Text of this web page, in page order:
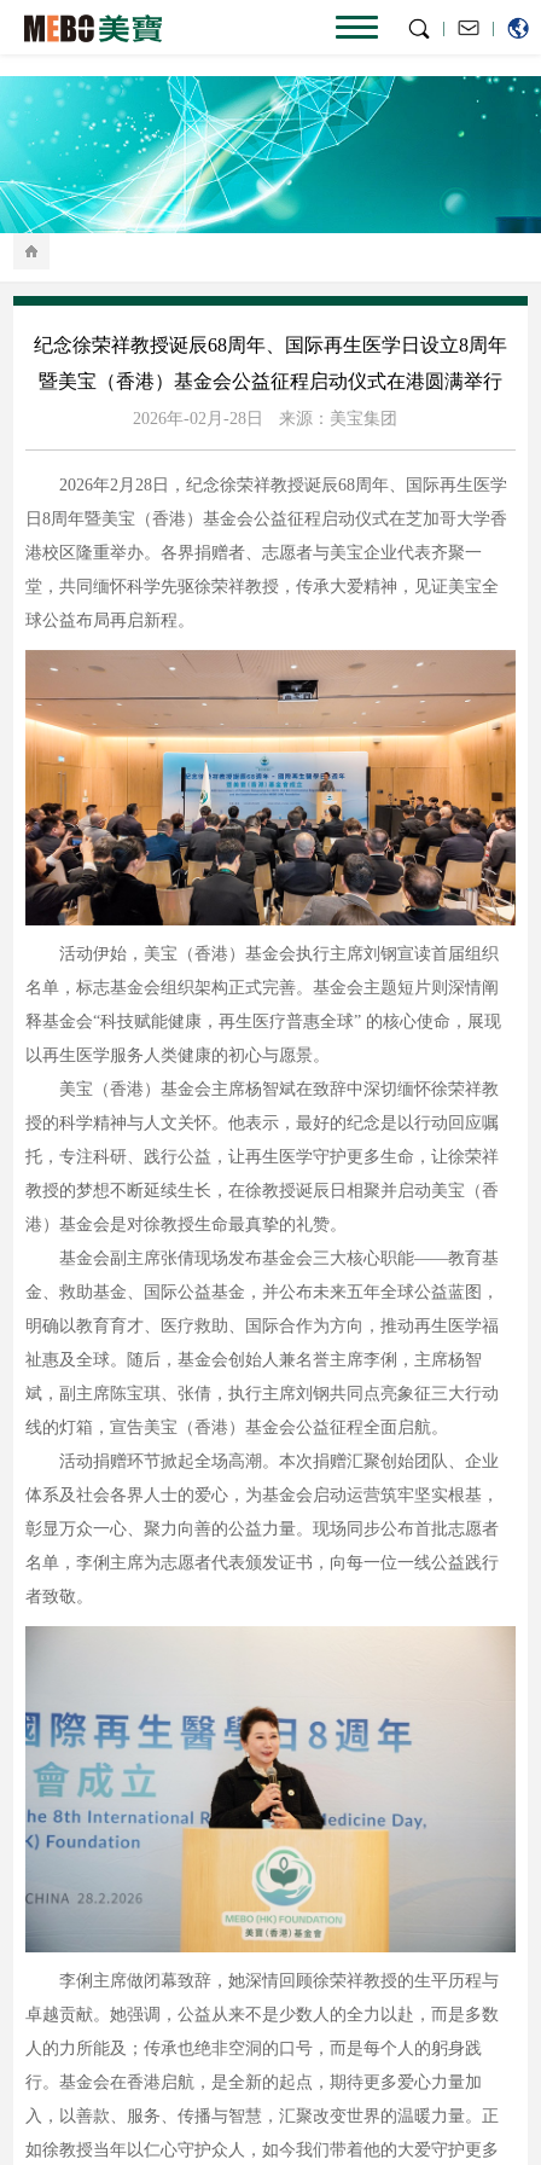
|
|
纪念徐荣祥教授诞辰68周年、国际再生医学日设立8周年
暨美宝（香港）基金会公益征程启动仪式在港圆满举行
2026年-02月-28日 来源：美宝集团
2026年2月28日，纪念徐荣祥教授诞辰68周年、国际再生医学
日8周年暨美宝（香港）基金会公益征程启动仪式在芝加哥大学香
港校区隆重举办。各界捐赠者、志愿者与美宝企业代表齐聚一
堂，共同缅怀科学先驱徐荣祥教授，传承大爱精神，见证美宝全
球公益布局再启新程。
活动伊始，美宝（香港）基金会执行主席刘钢宣读首届组织
名单，标志基金会组织架构正式完善。基金会主题短片则深情阐
释基金会“科技赋能健康，再生医疗普惠全球” 的核心使命，展现
以再生医学服务人类健康的初心与愿景。
美宝（香港）基金会主席杨智斌在致辞中深切缅怀徐荣祥教
授的科学精神与人文关怀。他表示，最好的纪念是以行动回应嘱
托，专注科研、践行公益，让再生医学守护更多生命，让徐荣祥
教授的梦想不断延续生长，在徐教授诞辰日相聚并启动美宝（香
港）基金会是对徐教授生命最真挚的礼赞。
基金会副主席张倩现场发布基金会三大核心职能——教育基
金、救助基金、国际公益基金，并公布未来五年全球公益蓝图，
明确以教育育才、医疗救助、国际合作为方向，推动再生医学福
祉惠及全球。随后，基金会创始人兼名誉主席李俐，主席杨智
斌，副主席陈宝琪、张倩，执行主席刘钢共同点亮象征三大行动
线的灯箱，宣告美宝（香港）基金会公益征程全面启航。
活动捐赠环节掀起全场高潮。本次捐赠汇聚创始团队、企业
体系及社会各界人士的爱心，为基金会启动运营筑牢坚实根基，
彰显万众一心、聚力向善的公益力量。现场同步公布首批志愿者
名单，李俐主席为志愿者代表颁发证书，向每一位一线公益践行
者致敬。
李俐主席做闭幕致辞，她深情回顾徐荣祥教授的生平历程与
卓越贡献。她强调，公益从来不是少数人的全力以赴，而是多数
人的力所能及；传承也绝非空洞的口号，而是每个人的躬身践
行。基金会在香港启航，是全新的起点，期待更多爱心力量加
入，以善款、服务、传播与智慧，汇聚改变世界的温暖力量。正
如徐教授当年以仁心守护众人，如今我们带着他的大爱守护更多